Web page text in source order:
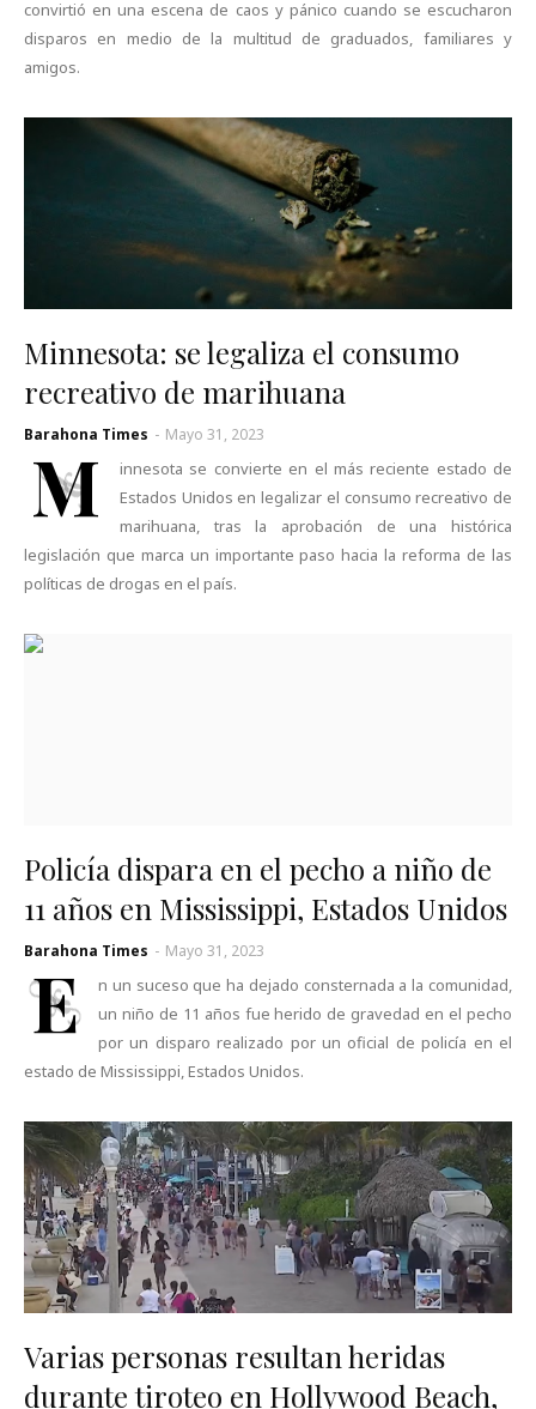
convirtió en una escena de caos y pánico cuando se escucharon
disparos en medio de la multitud de graduados, familiares y
amigos.
Minnesota: se legaliza el consumo
recreativo de marihuana
Barahona Times - Mayo 31, 2023
M
innesota se convierte en el más reciente estado de
Estados Unidos en legalizar el consumo recreativo de
marihuana, tras la aprobación de una histórica
legislación que marca un importante paso hacia la reforma de las
políticas de drogas en el país.
Policía dispara en el pecho a niño de
11 años en Mississippi, Estados Unidos
Barahona Times - Mayo 31, 2023
E
n un suceso que ha dejado consternada a la comunidad,
un niño de 11 años fue herido de gravedad en el pecho
por un disparo realizado por un oficial de policía en el
estado de Mississippi, Estados Unidos.
Varias personas resultan heridas
durante tiroteo en Hollywood Beach,